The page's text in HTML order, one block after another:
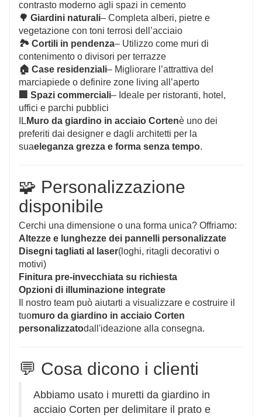
contrasto moderno agli spazi in cemento
🌳 Giardini naturali– Completa alberi, pietre e
vegetazione con toni terrosi dell’acciaio
🏞 Cortili in pendenza– Utilizzo come muri di
contenimento o divisori per terrazze
🏠 Case residenziali– Migliorare l’attrattiva del
marciapiede o definire zone living all’aperto
🏢 Spazi commerciali– Ideale per ristoranti, hotel,
uffici e parchi pubblici
IL Muro da giardino in acciaio Cortenè uno dei
preferiti dai designer e dagli architetti per la
suaeleganza grezza e forma senza tempo.
🧩 Personalizzazione
disponibile
Cerchi una dimensione o una forma unica? Offriamo:
Altezze e lunghezze dei pannelli personalizzate
Disegni tagliati al laser(loghi, ritagli decorativi o
motivi)
Finitura pre-invecchiata su richiesta
Opzioni di illuminazione integrate
Il nostro team può aiutarti a visualizzare e costruire il
tuomuro da giardino in acciaio Corten
personalizzatodall'ideazione alla consegna.
💬 Cosa dicono i clienti
Abbiamo usato i muretti da giardino in
acciaio Corten per delimitare il prato e